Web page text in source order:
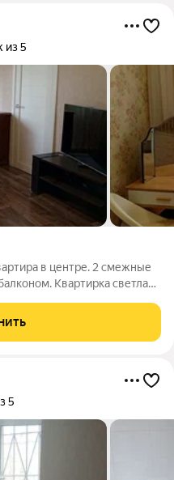
из 5
в центре. 2 смежные
Квартирка светлая
5